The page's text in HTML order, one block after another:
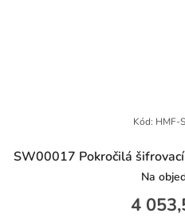
SW00017 Pokročilá
Na
4
Kód: HMF-